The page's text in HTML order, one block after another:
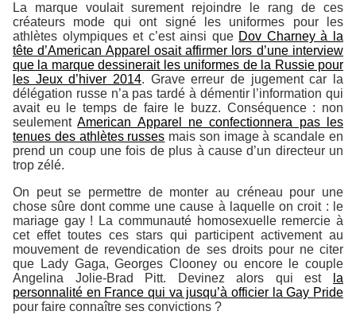
La marque voulait surement rejoindre le rang de ces
créateurs mode qui ont signé les uniformes pour les
athlètes olympiques et c’est ainsi que Dov Charney à la
tête d’American Apparel osait affirmer lors d’une interview
que la marque dessinerait les uniformes de la Russie pour
les Jeux d’hiver 2014. Grave erreur de jugement car la
délégation russe n’a pas tardé à démentir l’information qui
avait eu le temps de faire le buzz. Conséquence : non
seulementAmerican Apparel ne confectionnera pas les
tenues des athlètes russes mais son image à scandale en
prend un coup une fois de plus à cause d’un directeur un
trop zélé.
On peut se permettre de monter au créneau pour une
chose sûre dont comme une cause à laquelle on croit : le
mariage gay ! La communauté homosexuelle remercie à
cet effet toutes ces stars qui participent activement au
mouvement de revendication de ses droits pour ne citer
que Lady Gaga, Georges Clooney ou encore le couple
Angelina Jolie-Brad Pitt. Devinez alors qui est
la
personnalité en France qui va jusqu’à officier la Gay Pride
pour faire connaître ses convictions ?